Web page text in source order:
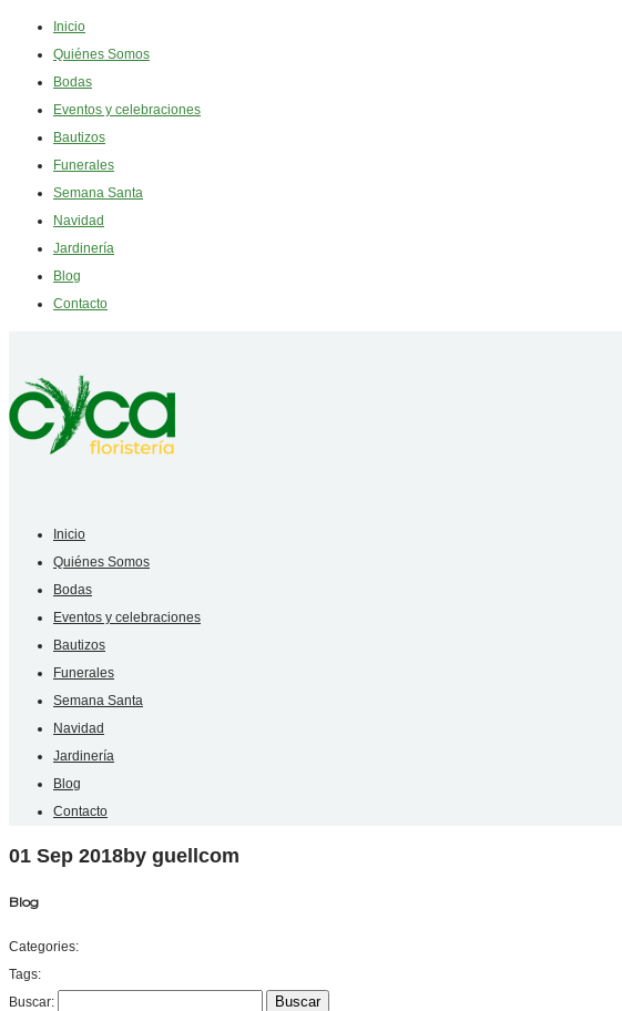
Inicio
Quiénes Somos
Bodas
Eventos y celebraciones
Bautizos
Funerales
Semana Santa
Navidad
Jardinería
Blog
Contacto
Inicio
Quiénes Somos
Bodas
Eventos y celebraciones
Bautizos
Funerales
Semana Santa
Navidad
Jardinería
Blog
Contacto
01 Sep 2018by guellcom
Blog
Categories:
Tags:
Buscar: